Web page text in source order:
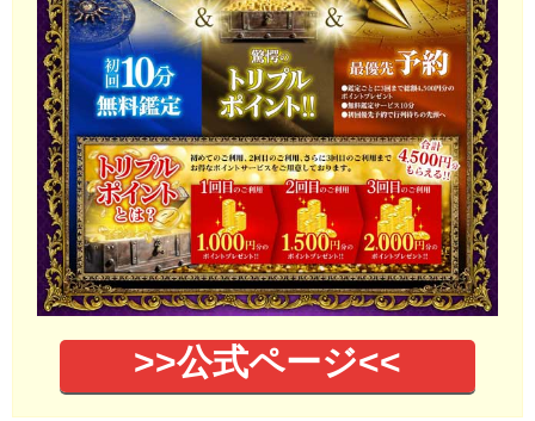
>>公式ページ<<